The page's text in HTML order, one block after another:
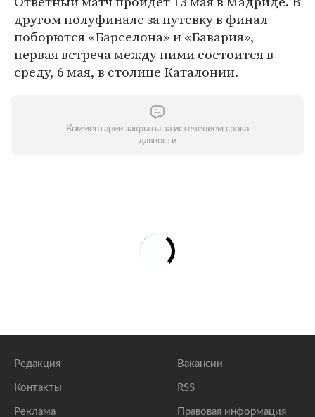
другом полуфинале за путевку в финал
поборются «Барселона» и «Бавария»,
первая встреча между ними состоится в
среду, 6 мая, в столице Каталонии.
Комментарии закрыты за истечением срока
давности
Редакция
Контакты
Реклама
Вакансии
RSS
Правовая информация